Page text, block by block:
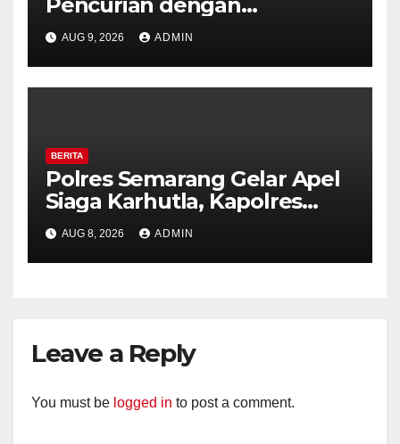
Pencurian dengan
Kekerasan di Counter HP
Royal Phone Ambarawa.
AUG 9, 2026 ADMIN
BERITA
Polres Semarang Gelar Apel
Siaga Karhutla, Kapolres
Tekankan Sinergi dan
Kesiapsiagaan Hadapi Musim
Kemarau.
AUG 8, 2026 ADMIN
Leave a Reply
You must be logged in to post a comment.